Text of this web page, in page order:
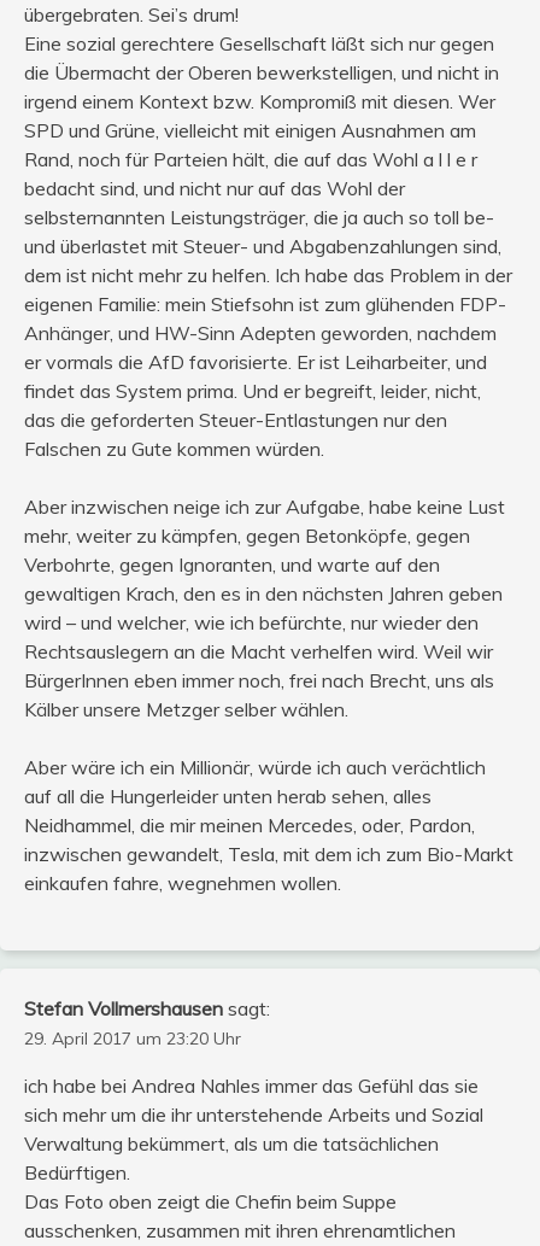
übergebraten. Sei’s drum!
Eine sozial gerechtere Gesellschaft läßt sich nur gegen
die Übermacht der Oberen bewerkstelligen, und nicht in
irgend einem Kontext bzw. Kompromiß mit diesen. Wer
SPD und Grüne, vielleicht mit einigen Ausnahmen am
Rand, noch für Parteien hält, die auf das Wohl a l l e r
bedacht sind, und nicht nur auf das Wohl der
selbsternannten Leistungsträger, die ja auch so toll be-
und überlastet mit Steuer- und Abgabenzahlungen sind,
dem ist nicht mehr zu helfen. Ich habe das Problem in der
eigenen Familie: mein Stiefsohn ist zum glühenden FDP-
Anhänger, und HW-Sinn Adepten geworden, nachdem
er vormals die AfD favorisierte. Er ist Leiharbeiter, und
findet das System prima. Und er begreift, leider, nicht,
das die geforderten Steuer-Entlastungen nur den
Falschen zu Gute kommen würden.
Aber inzwischen neige ich zur Aufgabe, habe keine Lust
mehr, weiter zu kämpfen, gegen Betonköpfe, gegen
Verbohrte, gegen Ignoranten, und warte auf den
gewaltigen Krach, den es in den nächsten Jahren geben
wird – und welcher, wie ich befürchte, nur wieder den
Rechtsauslegern an die Macht verhelfen wird. Weil wir
BürgerInnen eben immer noch, frei nach Brecht, uns als
Kälber unsere Metzger selber wählen.
Aber wäre ich ein Millionär, würde ich auch verächtlich
auf all die Hungerleider unten herab sehen, alles
Neidhammel, die mir meinen Mercedes, oder, Pardon,
inzwischen gewandelt, Tesla, mit dem ich zum Bio-Markt
einkaufen fahre, wegnehmen wollen.
Stefan Vollmershausen sagt:
29. April 2017 um 23:20 Uhr
ich habe bei Andrea Nahles immer das Gefühl das sie
sich mehr um die ihr unterstehende Arbeits und Sozial
Verwaltung bekümmert, als um die tatsächlichen
Bedürftigen.
Das Foto oben zeigt die Chefin beim Suppe
ausschenken, zusammen mit ihren ehrenamtlichen